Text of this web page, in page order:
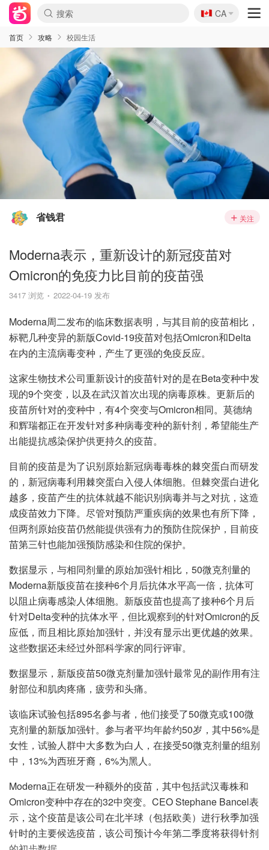
🇨🇦
CA
首页 攻略 校园生活
省钱君 关注
Moderna表示，重新设计的新冠疫苗对
Omicron的免疫力比目前的疫苗强
3417 浏览 2022-04-19 发布
Moderna周二发布的临床数据表明，与其目前的疫苗相比，
标靶几种变异的新版Covid-19疫苗对包括Omicron和Delta
在内的主流病毒变种，产生了更强的免疫反应。
这家生物技术公司重新设计的疫苗针对的是在Beta变种中发
现的9个突变，以及在武汉首次出现的病毒原株。更新后的
疫苗所针对的变种中，有4个突变与Omicron相同。莫德纳
和辉瑞都正在开发针对多种病毒变种的新针剂，希望能生产
出能提抗感染保护供更持久的疫苗。
目前的疫苗是为了识别原始新冠病毒毒株的棘突蛋白而研发
的，新冠病毒利用棘突蛋白入侵人体细胞。但棘突蛋白进化
越多，疫苗产生的抗体就越不能识别病毒并与之对抗，这造
成疫苗效力下降。尽管对预防严重疾病的效果也有所下降，
但两剂原始疫苗仍然能提供强有力的预防住院保护，目前疫
苗第三针也能加强预防感染和住院的保护。
数据显示，与相同剂量的原始加强针相比，50微克剂量的
Moderna新版疫苗在接种6个月后抗体水平高一倍，抗体可
以阻止病毒感染人体细胞。新版疫苗也提高了接种6个月后
针对Delta变种的抗体水平，但比观察到的针对Omicron的反
应低，而且相比原始加强针，并没有显示出更优越的效果。
这些数据还未经过外部科学家的同行评审。
数据显示，新版疫苗50微克剂量加强针最常见的副作用有注
射部位和肌肉疼痛，疲劳和头痛。
该临床试验包括895名参与者，他们接受了50微克或100微
克剂量的新版加强针。参与者平均年龄约50岁，其中56%是
女性，试验人群中大多数为白人，在接受50微克剂量的组别
中，13%为西班牙裔，6%为黑人。
Moderna正在研发一种额外的疫苗，其中包括武汉毒株和
Omicron变种中存在的32中突变。CEO Stephane Bancel表
示，这个疫苗是该公司在北半球（包括欧美）进行秋季加强
针时的主要候选疫苗，该公司预计今年第二季度将获得针剂